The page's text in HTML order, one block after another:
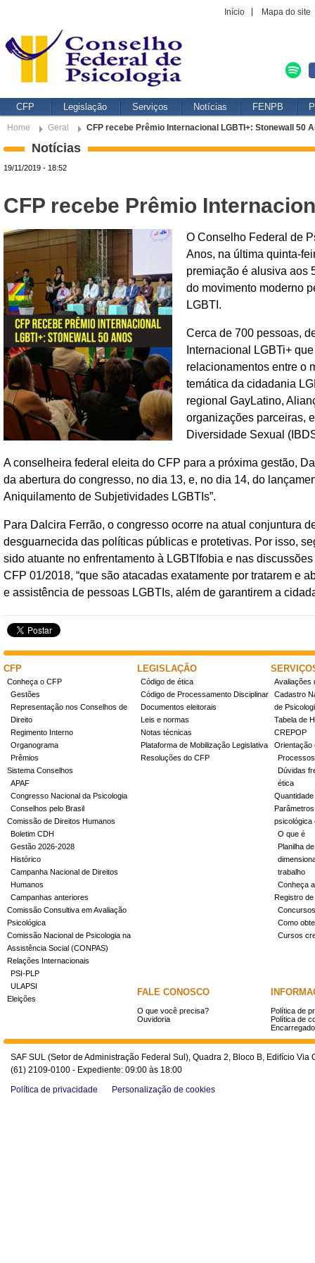
Início Mapa do site
CFP Legislação Serviços Notícias FENPB
Home Geral CFP recebe Prêmio Internacional LGBTI+: Stonewall 50
Notícias
19/11/2019 - 18:52
CFP recebe Prêmio
O Conselho Federal de
Anos, na última quinta-
premiação é alusiva aos
do movimento moderno
LGBTI.
Cerca de 700 pessoas,
Internacional LGBTi+
relacionamentos entre o
temática da cidadania
regional GayLatino,
organizações parceiras,
Diversidade Sexual
A conselheira federal eleita do CFP para a próxima gestão,
da abertura do congresso, no dia 13, e, no dia 14, do
Aniquilamento de Subjetividades LGBTIs”.
Para Dalcira Ferrão, o congresso ocorre na atual conjuntura
desguarnecida das políticas públicas e protetivas. Por isso,
sido atuante no enfrentamento à LGBTIfobia e nas
CFP 01/2018, “que são atacadas exatamente por tratarem e
e assistência de pessoas LGBTIs, além de garantirem a
CFP
Conheça o CFP
Gestões
Representação nos Conselhos de
Direito
Regimento Interno
Organograma
Prêmios
Sistema Conselhos
APAF
Congresso Nacional da Psicologia
Conselhos pelo Brasil
Comissão de Direitos Humanos
Boletim CDH
Gestão 2026-2028
Histórico
Campanha Nacional de Direitos
Humanos
Campanhas anteriores
Comissão Consultiva em Avaliação
Psicológica
Comissão Nacional de Psicologia na
Assistência Social (CONPAS)
Relações Internacionais
PSI-PLP
ULAPSI
Eleições
LEGISLAÇÃO
Código de ética
Código de Processamento Disciplinar
Documentos eleitorais
Leis e normas
Notas técnicas
Plataforma de Mobilização Legislativa
Resoluções do CFP
Avaliações
Cadastro
de
Tabela de
CREPOP
Orientação
Dúvidas
ética
psicológica
O que é
Planilha
trabalho
Conheça
Registro
Concursos
Como
Cursos
FALE CONOSCO
O que você precisa?
Ouvidoria
Política de
Política de
SAF SUL (Setor de Administração Federal Sul), Quadra 2, Bloco B, Edifício
(61) 2109-0100 - Expediente: 09:00 às 18:00
Política de privacidade
Personalização de cookies